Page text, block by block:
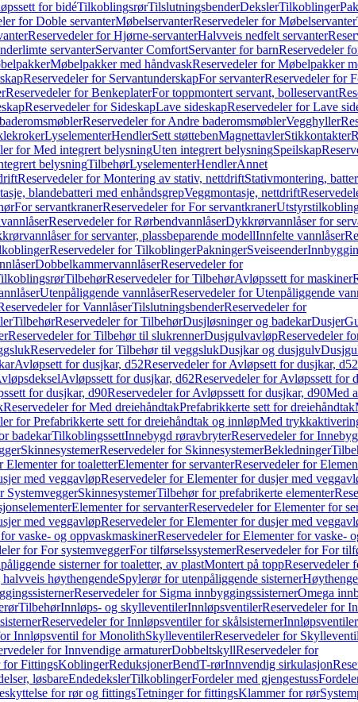
for bidéTilkoblingsrørTilslutningsbenderDekslerTilkoblinger
for Doble servanterMøbelservanterReservedeler for Møbelservanter
Reservedeler for Hjørne-servanterHalvveis nedfelt servanter
servanterServanter ComfortServanter for barnReservedeler
Møbelpakker med håndvaskReservedeler for Møbelpakker
Reservedeler for ServantunderskapFor servanterReservedeler for
Reservedeler for BenkeplaterFor toppmontert servant, bolleservant
Reservedeler for SideskapLave sideskapReservedeler for Lave
Reservedeler for Andre baderomsmøblerVegghyller
LyselementerHendlerSett støttebenMagnettavlerStikkontakter
for Med integrert belysningUten integrert belysningSpeilskap
belysningTilbehørLyselementerHendlerAnnet
Reservedeler for Montering av stativ, nettdriftStativmontering,
blandebatteri med enhåndsgrepVeggmontasje, nettdrift
For servantkranerReservedeler for For servantkraner
Reservedeler for RørbendvannlåserDykkrørvannlåser for
for servanter, plassbeparende modellInnfelte vannlåser
Reservedeler for TilkoblingerPakningerSveiseender
DobbelkammervannlåserReservedeler for
TilbehørReservedeler for TilbehørAvløpssett for maskiner
Utenpåliggende vannlåserReservedeler for Utenpåliggende
for VannlåserTilslutningsbenderReservedeler for
TilbehørReservedeler for TilbehørDusjløsninger og badekarDusjer
Reservedeler for Tilbehør til slukrennerDusjgulvavløpReservedeler
Reservedeler for Tilbehør til veggslukDusjkar og dusjgulv
Avløpsett for dusjkar, d52Reservedeler for Avløpsett for dusjkar, d52
Avløpssett for dusjkar, d62Reservedeler for Avløpssett for
for dusjkar, d90Reservedeler for Avløpssett for dusjkar, d90Med
Reservedeler for Med dreiehåndtakPrefabrikkerte sett for dreiehåndtak
for Prefabrikkerte sett for dreiehåndtak og innløpMed
badekarTilkoblingssettInnebygd røravbryterReservedeler for
SkinnesystemerReservedeler for SkinnesystemerBekledninger
Elementer for toaletterElementer for servanterReservedeler for
med veggavløpReservedeler for Elementer for dusjer med
SystemveggerSkinnesystemerTilbehør for prefabrikerte elementer
Elementer for servanterReservedeler for Elementer for
med veggavløpReservedeler for Elementer for dusjer med
vaske- og oppvaskmaskinerReservedeler for Elementer for vaske-
for For systemveggerFor tilførselssystemerReservedeler for For
sisterner for toaletter, av plastMontert på toppReservedeler
høythengendeSpylerør for utenpåliggende sisterner
Reservedeler for Sigma innbyggingssisternerOmega
TilbehørInnløps- og skylleventilerInnløpsventilerReservedeler for
Reservedeler for Innløpsventiler for skålsisterner
Innløpsventil for MonolithSkylleventilerReservedeler for
for Innvendige armaturerDobbeltskyllReservedeler for
for FittingsKoblingerReduksjonerBendT-rørInnvendig sirkulasjon
løsbareEndedekslerTilkoblingerFordeler med gjengestuss
for rør og fittingsTetninger for fittingsKlammer for rør